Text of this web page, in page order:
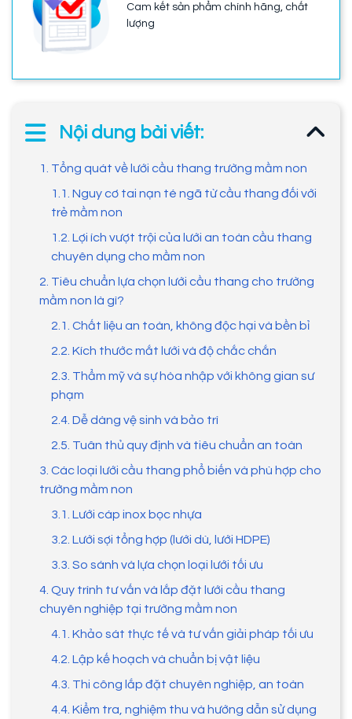
Cam kết sản phẩm chính hãng, chất
lượng
Nội dung bài viết:
1. Tổng quát về lưới cầu thang trường mầm non
1.1. Nguy cơ tai nạn té ngã từ cầu thang đối với
trẻ mầm non
1.2. Lợi ích vượt trội của lưới an toàn cầu thang
chuyên dụng cho mầm non
2. Tiêu chuẩn lựa chọn lưới cầu thang cho trường
mầm non là gì?
2.1. Chất liệu an toàn, không độc hại và bền bỉ
2.2. Kích thước mắt lưới và độ chắc chắn
2.3. Thẩm mỹ và sự hòa nhập với không gian sư
phạm
2.4. Dễ dàng vệ sinh và bảo trì
2.5. Tuân thủ quy định và tiêu chuẩn an toàn
3. Các loại lưới cầu thang phổ biến và phù hợp cho
trường mầm non
3.1. Lưới cáp inox bọc nhựa
3.2. Lưới sợi tổng hợp (lưới dù, lưới HDPE)
3.3. So sánh và lựa chọn loại lưới tối ưu
4. Quy trình tư vấn và lắp đặt lưới cầu thang
chuyên nghiệp tại trường mầm non
4.1. Khảo sát thực tế và tư vấn giải pháp tối ưu
4.2. Lập kế hoạch và chuẩn bị vật liệu
4.3. Thi công lắp đặt chuyên nghiệp, an toàn
4.4. Kiểm tra, nghiệm thu và hướng dẫn sử dụng